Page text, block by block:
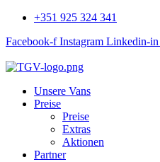
+351 925 324 341
Facebook-f Instagram Linkedin-in
Unsere Vans
Preise
Preise
Extras
Aktionen
Partner